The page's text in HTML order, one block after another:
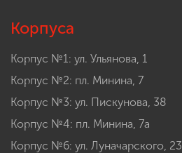
Корпуса
Корпус №1: ул. Ульянова, 1
Корпус №2: пл. Минина, 7
Корпус №3: ул. Пискунова, 38
Корпус №4: пл. Минина, 7а
Корпус №6: ул. Луначарского, 23